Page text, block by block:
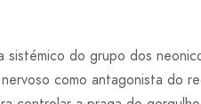
sistémico do grupo dos
como antagonista do